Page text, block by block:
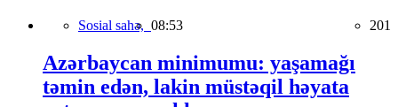
Sosial sahə, 08:53 201
Azərbaycan minimumu: yaşamağı
təmin edən, lakin müstəqil həyata